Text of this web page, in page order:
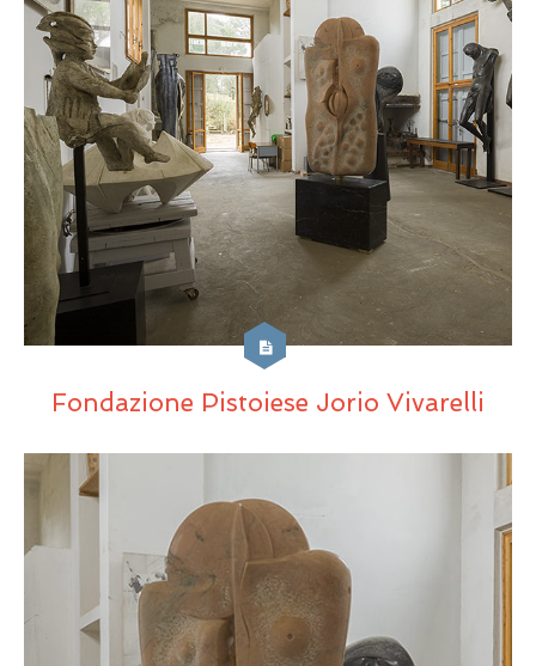
Fondazione Pistoiese Jorio Vivarelli